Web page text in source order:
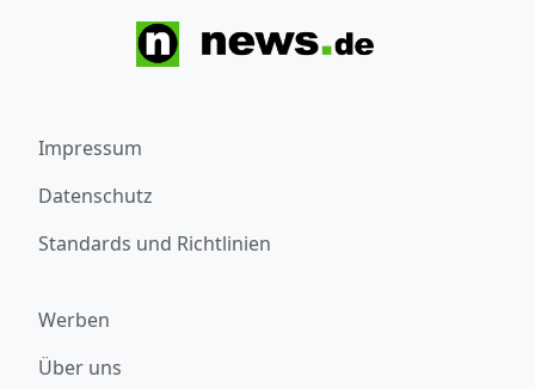
Impressum
Datenschutz
Standards und Richtlinien
Werben
Über uns